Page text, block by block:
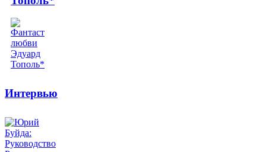
Интервью